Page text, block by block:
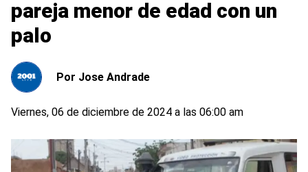
pareja menor de edad con un
palo
Por Jose Andrade
Viernes, 06 de diciembre de 2024 a las 06:00 am